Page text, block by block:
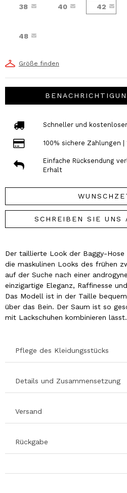
38 40 42
48
Größe finden
Schneller und
100% sichere Zahlungen
Einfache Rücksendung
Erhalt
SCHREIBEN SIE UNS
Der taillierte Look der Baggy-
die maskulinen Looks des frühen
auf der Suche nach einer
einzigartige Eleganz, Raffinesse
Das Modell ist in der Taille
über das Bein. Der Saum ist so
mit Lackschuhen kombinieren lässt.
Pflege des Kleidungsstücks
Details und Zusammensetzung
Versand
Rückgabe